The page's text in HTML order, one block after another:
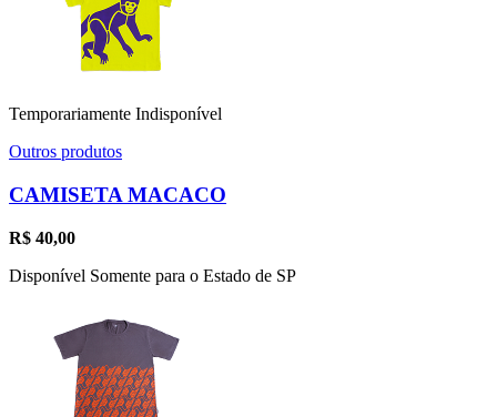
Temporariamente Indisponível
Outros produtos
CAMISETA MACACO
R$ 40,00
Disponível Somente para o Estado de SP